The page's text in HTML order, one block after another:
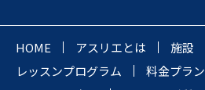
HOME アスリエとは
施設
レッスンプログラム
料金プラン